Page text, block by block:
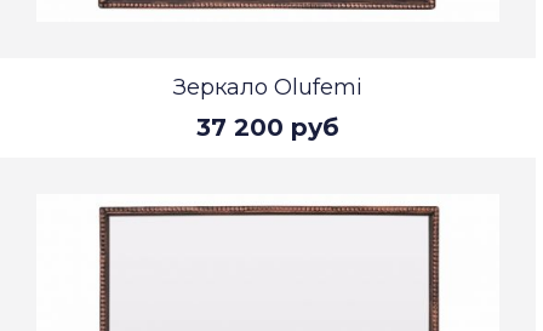
Зеркало Olufemi
37 200 руб